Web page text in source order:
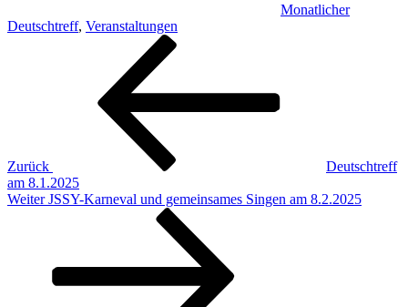
Monatlicher
Deutschtreff, Veranstaltungen
Beitragsnavigation
Zurück
Deutschtreff
am 8.1.2025
Nächster
Weiter JSSY-Karneval und gemeinsames Singen am 8.2.2025